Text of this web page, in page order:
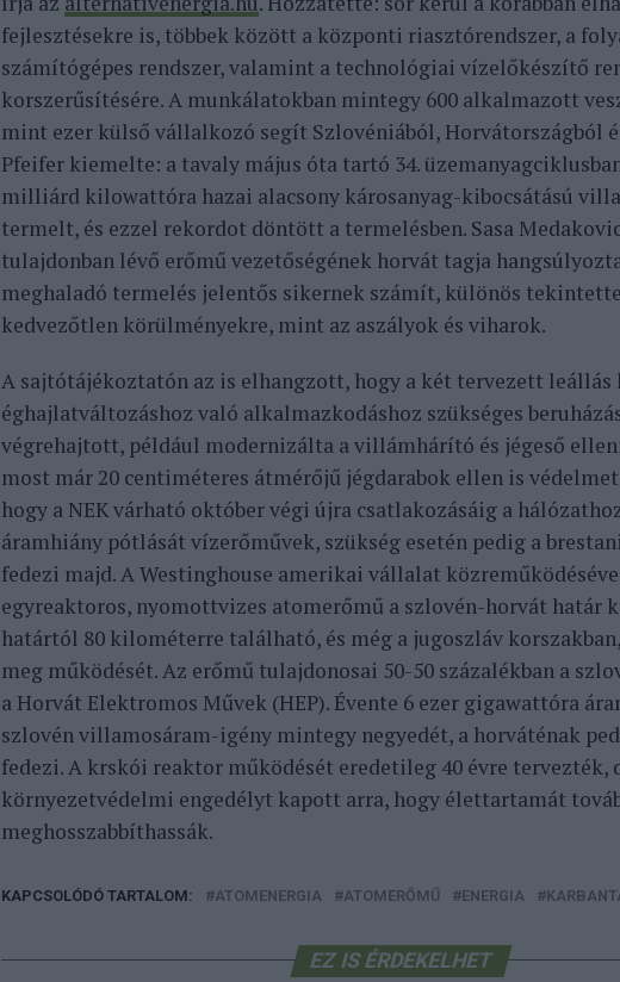
fejlesztésekre is, többek között a központi riasztórendszer, a
számítógépes rendszer, valamint a technológiai vízelőkészítő
korszerűsítésére. A munkálatokban mintegy 600 alkalmazott
mint ezer külső vállalkozó segít Szlovéniából, Horvátországból
Pfeifer kiemelte: a tavaly május óta tartó 34. üzemanyagciklusban
milliárd kilowattóra hazai alacsony károsanyag-kibocsátású
termelt, és ezzel rekordot döntött a termelésben. Sasa
tulajdonban lévő erőmű vezetőségének horvát tagja
meghaladó termelés jelentős sikernek számít, különös
kedvezőtlen körülményekre, mint az aszályok és viharok.
A sajtótájékoztatón az is elhangzott, hogy a két tervezett leállás
éghajlatváltozáshoz való alkalmazkodáshoz szükséges
végrehajtott, például modernizálta a villámhárító és jégeső
most már 20 centiméteres átmérőjű jégdarabok ellen is
hogy a NEK várható október végi újra csatlakozásáig a
áramhiány pótlását vízerőművek, szükség esetén pedig a
fedezi majd. A Westinghouse amerikai vállalat
egyreaktoros, nyomottvizes atomerőmű a szlovén-horvát határ
határtól 80 kilométerre található, és még a jugoszláv
meg működését. Az erőmű tulajdonosai 50-50 százalékban a
a Horvát Elektromos Művek (HEP). Évente 6 ezer gigawattóra
szlovén villamosáram-igény mintegy negyedét, a horváténak
fedezi. A krskói reaktor működését eredetileg 40 évre tervezték,
környezetvédelmi engedélyt kapott arra, hogy élettartamát
meghosszabbíthassák.
KAPCSOLÓDÓ TARTALOM: ATOMENERGIA ATOMERŐMŰ ENERGIA
EZ IS ÉRDEKELHET